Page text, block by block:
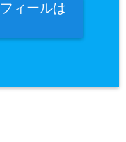
ィールは